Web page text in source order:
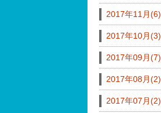
2017年11月(6)
2017年10月(3)
2017年09月(7)
2017年08月(2)
2017年07月(2)